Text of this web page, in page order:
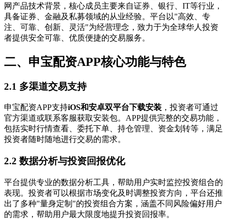
网产品技术背景，核心成员主要来自证券、银行、IT等行业，
具备证券、金融及私募领域的从业经验。平台以"高效、专
注、可靠、创新、灵活"为经营理念，致力于为全球华人投资
者提供安全可靠、优质便捷的交易服务。
二、申宝配资APP核心功能与特色
2.1 多渠道交易支持
申宝配资APP支持iOS和安卓双平台下载安装 ，投资者可通过
官方渠道或联系客服获取安装包。APP提供完整的交易功能，
包括实时行情查看、委托下单、持仓管理、资金划转等，满足
投资者随时随地进行交易的需求。
2.2 数据分析与投资回报优化
平台提供专业的数据分析工具，帮助用户实时监控投资组合的
表现。投资者可以根据市场变化及时调整投资方向，平台还推
出了多种"量身定制"的投资组合方案，涵盖不同风险偏好用户
的需求，帮助用户最大限度地提升投资回报率。